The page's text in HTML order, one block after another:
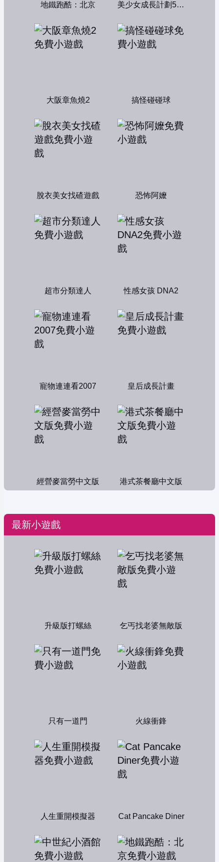
地鐵跑酷：北京 美少女成長計劃5.2中文版
大阪章魚燒2 搞怪碰碰球
脫衣美女找碴遊戲 恐怖阿嬤
超市分類達人 性感女孩 DNA2
寵物連連看2007 皇后成長計畫
經營麥當勞中文版 港式茶餐廳中文版
最新小遊戲
升級版打螺絲 乞丐找老婆無敵版
只有一道門 火線衝鋒
人生重開模擬器 Cat Pancake Diner